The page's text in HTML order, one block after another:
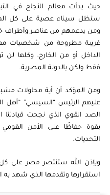
حيث بدأت معالم النجاح في
ستظل سيناء عصية على كل
ومن يدعمهم من عناصر وأطراف
غريبة مطروحة من شخصيات
الداخل أو من الخارج، وكلها لن
فقط ولكن بالدولة المصرية.
ومن المؤكد أن أية محاولات
عليهم الرئيس “السيسي” “أهل
الصد القوي الذي نجحت قيادتنا
بقوة حفاظًا على الأمن
التحديات.
وبإذن الله ستنتصر مصر على كل
استقرارها وتقدمها الذي شهد به